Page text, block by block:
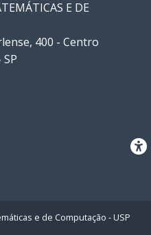
E DE
400 - Centro
e de Computação - USP